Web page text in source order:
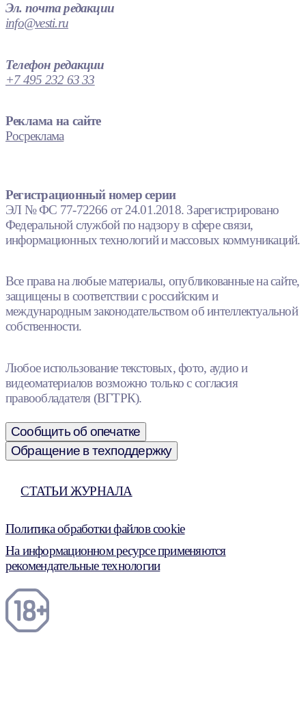
Эл. почта редакции
info@vesti.ru
Телефон редакции
+7 495 232 63 33
Реклама на сайте
Росреклама
Регистрационный номер серии
ЭЛ № ФС 77-72266 от 24.01.2018. Зарегистрировано
Федеральной службой по надзору в сфере связи,
информационных технологий и массовых коммуникаций.
Все права на любые материалы, опубликованные на сайте,
защищены в соответствии с российским и
международным законодательством об интеллектуальной
собственности.
Любое использование текстовых, фото, аудио и
видеоматериалов возможно только с согласия
правообладателя (ВГТРК).
Сообщить об опечатке
Обращение в техподдержку
СТАТЬИ ЖУРНАЛА
Политика обработки файлов cookie
На информационном ресурсе применяются
рекомендательные технологии